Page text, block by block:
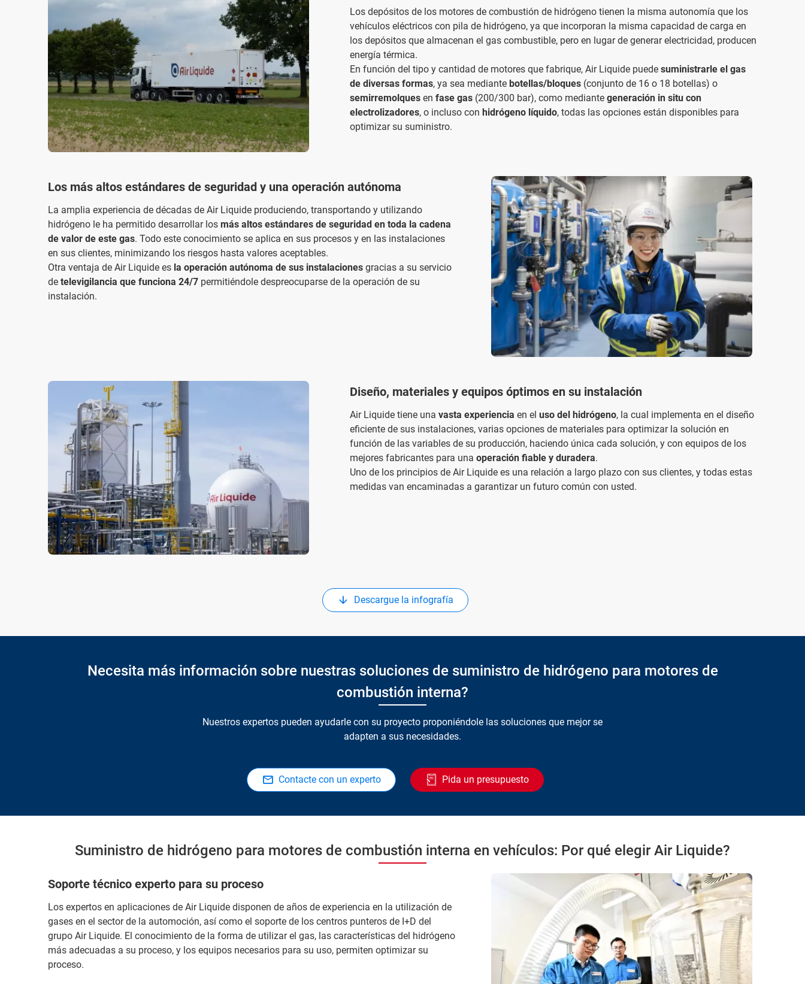
Los depósitos de los motores de combustión de hidrógeno tienen la misma autonomía que los
vehículos eléctricos con pila de hidrógeno, ya que incorporan la misma capacidad de carga en
los depósitos que almacenan el gas combustible, pero en lugar de generar electricidad, producen
energía térmica.
En función del tipo y cantidad de motores que fabrique, Air Liquide puede suministrarle el gas
de diversas formas, ya sea mediante botellas/bloques(conjunto de 16 o 18 botellas) o
semirremolquesen fase gas(200/300 bar), como mediante generación in situ con
electrolizadores, o incluso con hidrógeno líquido, todas las opciones están disponibles para
optimizar su suministro.
Los más altos estándares de seguridad y una operación autónoma
La amplia experiencia de décadas de Air Liquide produciendo, transportando y utilizando
hidrógeno le ha permitido desarrollar los más altos estándares de seguridad en toda la cadena
de valor de este gas. Todo este conocimiento se aplica en sus procesos y en las instalaciones
en sus clientes, minimizando los riesgos hasta valores aceptables.
Otra ventaja de Air Liquide es la operación autónoma de sus instalaciones gracias a su servicio
de televigilancia que funciona 24/7 permitiéndole despreocuparse de la operación de su
instalación.
Diseño, materiales y equipos óptimos en su instalación
Air Liquide tiene una vasta experiencia en el uso del hidrógeno, la cual implementa en el diseño
eficiente de sus instalaciones, varias opciones de materiales para optimizar la solución en
función de las variables de su producción, haciendo única cada solución, y con equipos de los
mejores fabricantes para una operación fiable y duradera.
Uno de los principios de Air Liquide es una relación a largo plazo con sus clientes, y todas estas
medidas van encaminadas a garantizar un futuro común con usted.
Descargue la infografía
Necesita más información sobre nuestras soluciones de suministro de hidrógeno para motores de
combustión interna?
Nuestros expertos pueden ayudarle con su proyecto proponiéndole las soluciones que mejor se
adapten a sus necesidades.
Contacte con un experto Pida un presupuesto
Suministro de hidrógeno para motores de combustión interna en vehículos: Por qué elegir Air Liquide?
Soporte técnico experto para su proceso
Los expertos en aplicaciones de Air Liquide disponen de años de experiencia en la utilización de
gases en el sector de la automoción, así como el soporte de los centros punteros de I+D del
grupo Air Liquide. El conocimiento de la forma de utilizar el gas, las características del hidrógeno
más adecuadas a su proceso, y los equipos necesarios para su uso, permiten optimizar su
proceso.